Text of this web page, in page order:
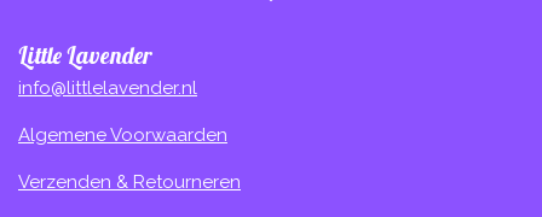
Little Lavender
info@littlelavender.nl
Algemene Voorwaarden
Verzenden & Retourneren